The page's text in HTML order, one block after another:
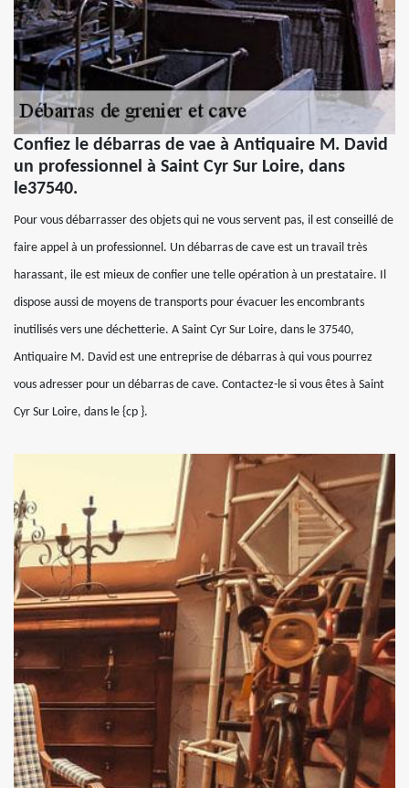
Confiez le débarras de vae à Antiquaire M. David
un professionnel à Saint Cyr Sur Loire, dans
le37540.
Pour vous débarrasser des objets qui ne vous servent pas, il est conseillé de
faire appel à un professionnel. Un débarras de cave est un travail très
harassant, ile est mieux de confier une telle opération à un prestataire. Il
dispose aussi de moyens de transports pour évacuer les encombrants
inutilisés vers une déchetterie. A Saint Cyr Sur Loire, dans le 37540,
Antiquaire M. David est une entreprise de débarras à qui vous pourrez
vous adresser pour un débarras de cave. Contactez-le si vous êtes à Saint
Cyr Sur Loire, dans le {cp }.